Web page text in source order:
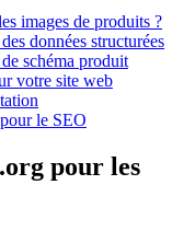
images de produits ?
données structurées
schéma produit
votre site web
le SEO
pour les